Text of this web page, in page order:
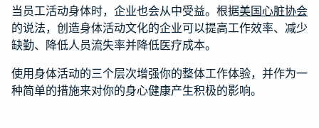
当员工活动身体时，企业也会从中受益。根据美国心脏协会
的说法，创造身体活动文化的企业可以提高工作效率、减少
缺勤、降低人员流失率并降低医疗成本。
使用身体活动的三个层次增强你的整体工作体验，并作为一
种简单的措施来对你的身心健康产生积极的影响。